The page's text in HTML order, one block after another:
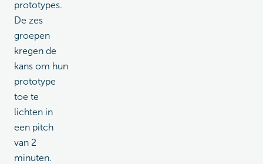
prototypes.
De zes
groepen
kregen de
kans om hun
prototype
toe te
lichten in
een pitch
van 2
minuten.